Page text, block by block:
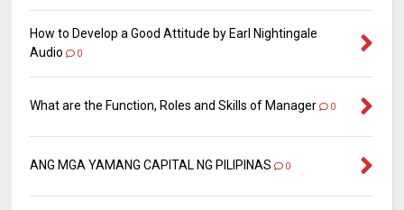
How to Develop a Good Attitude by Earl Nightingale
Audio
0
What are the Function, Roles and Skills of Manager 0
ANG MGA YAMANG CAPITAL NG PILIPINAS 0